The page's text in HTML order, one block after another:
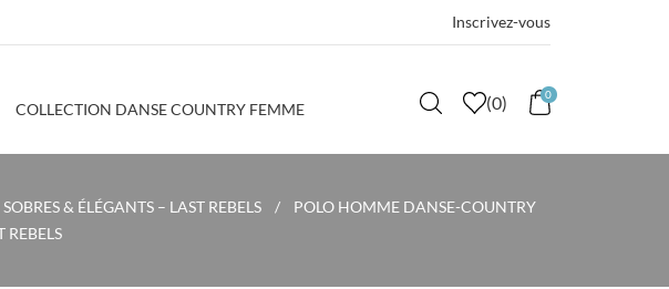
Inscrivez-vous
COLLECTION DANSE COUNTRY FEMME (0) 0
& ÉLÉGANTS – LAST REBELS
POLO HOMME DANSE-COUNTRY
REBELS